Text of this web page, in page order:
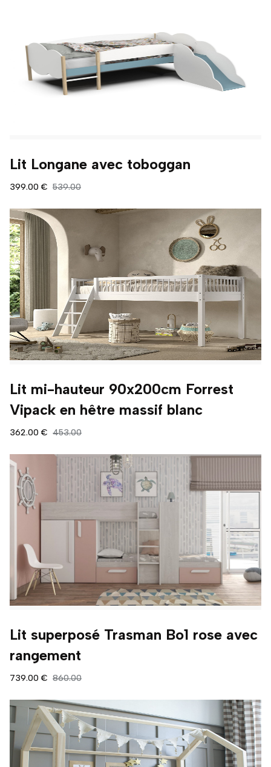
Lit Longane avec toboggan
399.00 € 539.00
Lit mi-hauteur 90x200cm Forrest
Vipack en hêtre massif blanc
362.00 € 453.00
Lit superposé Trasman Bo1 rose avec
rangement
739.00 € 860.00